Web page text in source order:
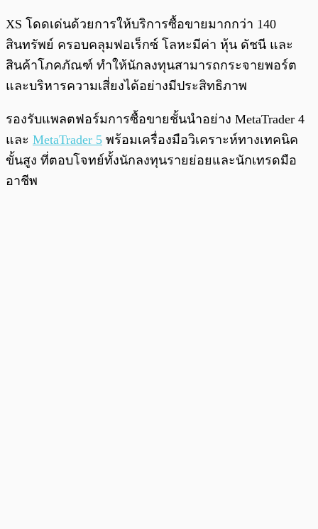
XS โดดเด่นด้วยการให้บริการซื้อขายมากกว่า 140
สินทรัพย์ ครอบคลุมฟอเร็กซ์ โลหะมีค่า หุ้น ดัชนี และ
สินค้าโภคภัณฑ์ ทำให้นักลงทุนสามารถกระจายพอร์ต
และบริหารความเสี่ยงได้อย่างมีประสิทธิภาพ
รองรับแพลตฟอร์มการซื้อขายชั้นนำอย่าง MetaTrader 4
และ MetaTrader 5 พร้อมเครื่องมือวิเคราะห์ทางเทคนิค
ขั้นสูง ที่ตอบโจทย์ทั้งนักลงทุนรายย่อยและนักเทรดมือ
อาชีพ